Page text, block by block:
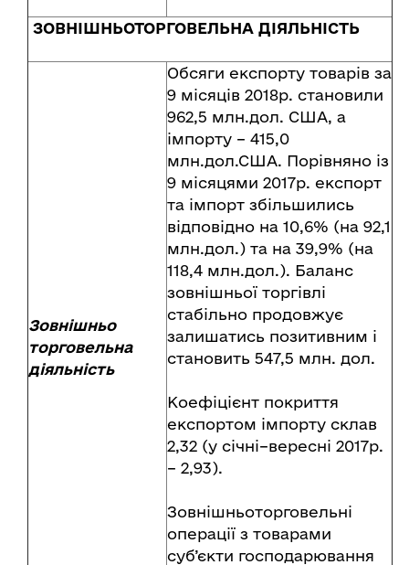
ЗОВНІШНЬОТОРГОВЕЛЬНА ДІЯЛЬНІСТЬ
Зовнішньо
торговельна
діяльність
Обсяги експорту товарів за
9 місяців 2018р. становили
962,5 млн.дол. США, а
імпорту – 415,0
млн.дол.США. Порівняно із
9 місяцями 2017р. експорт
та імпорт збільшились
відповідно на 10,6% (на 92,1
млн.дол.) та на 39,9% (на
118,4 млн.дол.). Баланс
зовнішньої торгівлі
стабільно продовжує
залишатись позитивним і
становить 547,5 млн. дол.
Коефіцієнт покриття
експортом імпорту склав
2,32 (у січні–вересні 2017р.
– 2,93).
Зовнішньоторговельні
операції з товарами
суб’єкти господарювання